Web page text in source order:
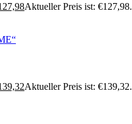
Aktueller Preis ist: €127,98.
Aktueller Preis ist: €139,32.